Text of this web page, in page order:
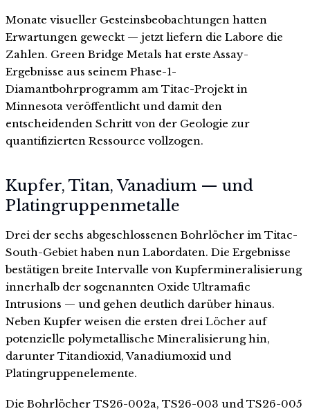
Monate visueller Gesteinsbeobachtungen hatten
Erwartungen geweckt — jetzt liefern die Labore die
Zahlen. Green Bridge Metals hat erste Assay-
Ergebnisse aus seinem Phase-1-
Diamantbohrprogramm am Titac-Projekt in
Minnesota veröffentlicht und damit den
entscheidenden Schritt von der Geologie zur
quantifizierten Ressource vollzogen.
Kupfer, Titan, Vanadium — und
Platingruppenmetalle
Drei der sechs abgeschlossenen Bohrlöcher im Titac-
South-Gebiet haben nun Labordaten. Die Ergebnisse
bestätigen breite Intervalle von Kupfermineralisierung
innerhalb der sogenannten Oxide Ultramafic
Intrusions — und gehen deutlich darüber hinaus.
Neben Kupfer weisen die ersten drei Löcher auf
potenzielle polymetallische Mineralisierung hin,
darunter Titandioxid, Vanadiumoxid und
Platingruppenelemente.
Die Bohrlöcher TS26-002a, TS26-003 und TS26-005